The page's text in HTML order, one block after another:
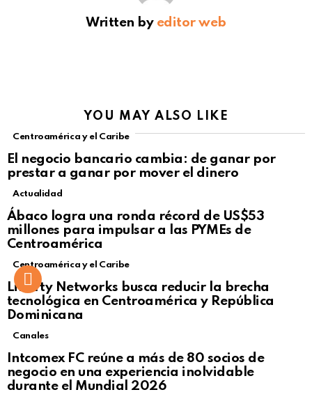
Written by editor web
YOU MAY ALSO LIKE
Centroamérica y el Caribe
El negocio bancario cambia: de ganar por
prestar a ganar por mover el dinero
Not Safe For Work
Click to view this post
Actualidad
Ábaco logra una ronda récord de US$53
millones para impulsar a las PYMEs de
Centroamérica
Centroamérica y el Caribe
Liberty Networks busca reducir la brecha
tecnológica en Centroamérica y República
Dominicana
Canales
Intcomex FC reúne a más de 80 socios de
negocio en una experiencia inolvidable
durante el Mundial 2026